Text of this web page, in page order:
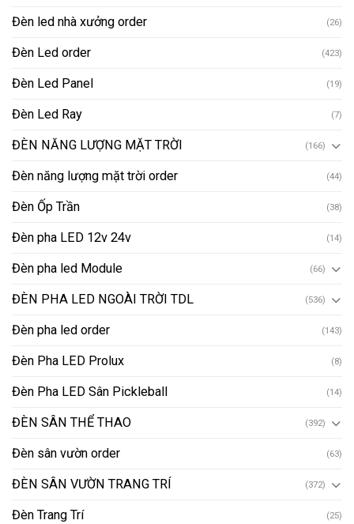
Đèn led nhà xưởng order (26)
Đèn Led order (423)
Đèn Led Panel (19)
Đèn Led Ray (7)
ĐÈN NĂNG LƯỢNG MẶT TRỜI (166)
Đèn năng lượng mặt trời order (44)
Đèn Ốp Trần (38)
Đèn pha LED 12v 24v (14)
Đèn pha led Module (66)
ĐÈN PHA LED NGOÀI TRỜI TDL (536)
Đèn pha led order (143)
Đèn Pha LED Prolux (8)
Đèn Pha LED Sân Pickleball (14)
ĐÈN SÂN THỂ THAO (392)
Đèn sân vườn order (63)
ĐÈN SÂN VƯỜN TRANG TRÍ (372)
Đèn Trang Trí (25)